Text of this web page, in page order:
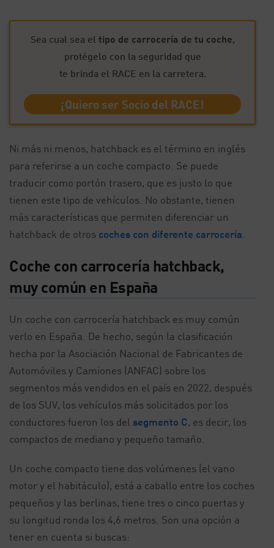
Sea cual sea el tipo de carrocería de tu coche,
protégelo con la seguridad que
te brinda el RACE en la carretera.
¡Quiero ser Socio del RACE!
Ni más ni menos, hatchback es el término en inglés
para referirse a un coche compacto. Se puede
traducir como portón trasero, que es justo lo que
tienen este tipo de vehículos. No obstante, tienen
más características que permiten diferenciar un
hatchback de otros coches con diferente carrocería
Coche con carrocería hatchback,
muy común en España
Un coche con carrocería hatchback es muy común
verlo en España. De hecho, según la clasificación
hecha por la Asociación Nacional de Fabricantes de
Automóviles y Camiones (ANFAC) sobre los
segmentos más vendidos en el país en 2022, después
de los SUV, los vehículos más solicitados por los
conductores fueron los del segmento C, es decir, los
compactos de mediano y pequeño tamaño.
Un coche compacto tiene dos volúmenes (el vano
motor y el habitáculo), está a caballo entre los coches
pequeños y las berlinas, tiene tres o cinco puertas y
su longitud ronda los 4,6 metros. Son una opción a
tener en cuenta si buscas: